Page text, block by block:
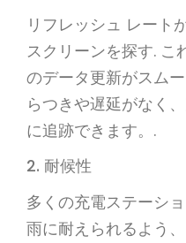
リフレッシュ レート
スクリーンを探す. こ
のデータ更新がスム
らつきや遅延がなく
に追跡できます。.
2. 耐候性
多くの充電ステーシ
雨に耐えられるよう